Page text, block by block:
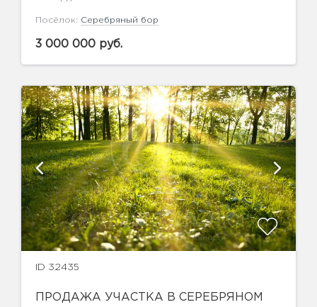
Посёлок: Серебряный бор
3 000 000 руб.
ID 32435
ПРОДАЖА УЧАСТКА В СЕРЕБРЯНОМ